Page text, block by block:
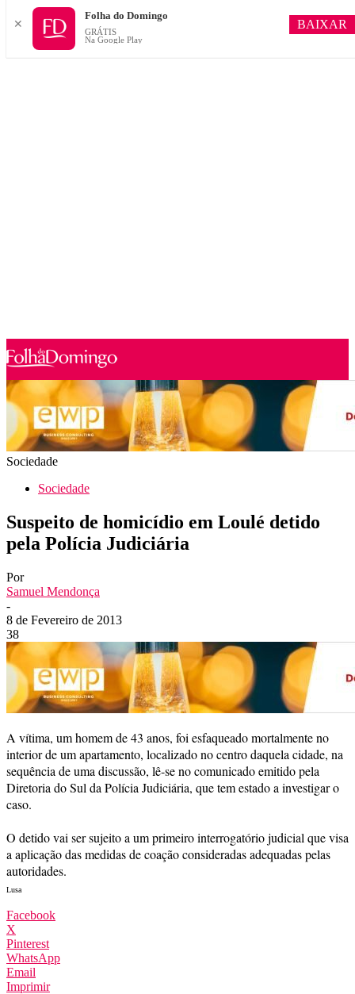
Sociedade
Sociedade
Suspeito de homicídio em Loulé detido
pela Polícia Judiciária
Por
Samuel Mendonça
-
8 de Fevereiro de 2013
38
A vítima, um homem de 43 anos, foi esfaqueado mortalmente no
interior de um apartamento, localizado no centro daquela cidade, na
sequência de uma discussão, lê-se no comunicado emitido pela
Diretoria do Sul da Polícia Judiciária, que tem estado a investigar o
caso.
O detido vai ser sujeito a um primeiro interrogatório judicial que visa
a aplicação das medidas de coação consideradas adequadas pelas
autoridades.
Lusa
Facebook
X
Pinterest
WhatsApp
Email
Imprimir
✕
Folha do Domingo
GRÁTIS
Na Google Play
BAIXAR